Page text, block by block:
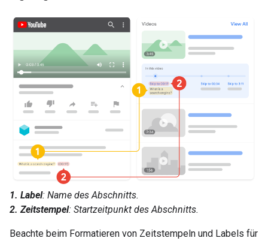
1. Label: Name des Abschnitts.
2. Zeitstempel: Startzeitpunkt des Abschnitts.
Beachte beim Formatieren von Zeitstempeln und Labels für